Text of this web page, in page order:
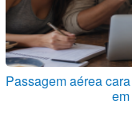
Passagem aérea